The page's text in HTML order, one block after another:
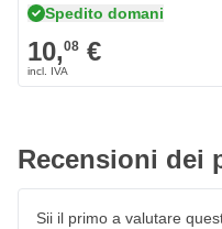
Tipo di costruzione:
Materiale della grana:
Tipo di fissaggio: striscia
Incollaggio/Adesione:
Rivestimento:
Spedito domani
10,08 €
Recensioni dei
Sii il primo a valutare